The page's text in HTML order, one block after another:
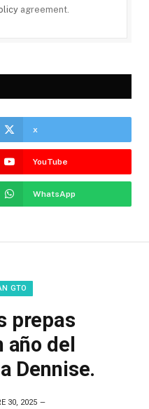
agreement.
x
YouTube
WhatsApp
GTO
prepas
del
Dennise.
30, 2025